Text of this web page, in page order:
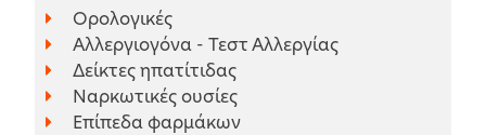
Ορολογικές
Αλλεργιογόνα - Τεστ Αλλεργίας
Δείκτες ηπατίτιδας
Ναρκωτικές ουσίες
Επίπεδα φαρμάκων